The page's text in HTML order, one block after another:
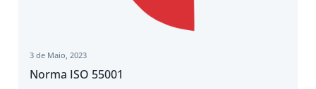
3 de Maio, 2023
Norma ISO 55001